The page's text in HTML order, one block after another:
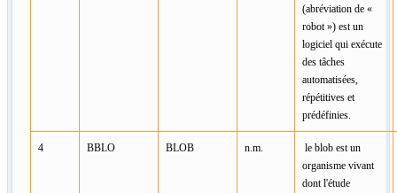
(abréviation de «
robot ») est un
logiciel qui exécute
des tâches
automatisées,
répétitives et
prédéfinies.
4 BBLO BLOB n.m.
le blob est un
organisme vivant
dont l'étude